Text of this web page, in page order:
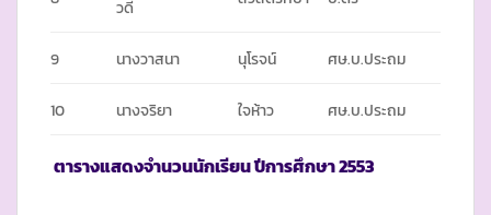
วดี
9 นางวาสนา นุโรจน์ ศษ.บ.ประถม
10 นางจริยา ใจห้าว ศษ.บ.ประถม
ตารางแสดงจำนวนนักเรียน ปีการศึกษา2553